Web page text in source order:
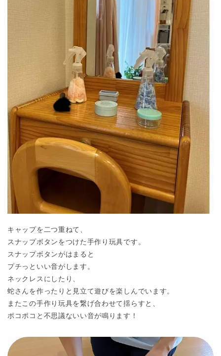
神奈川県 神奈川県 全域
埼玉県
兵庫県
キャップを二つ重ねて、
スナップボタンをつけた手作り玩具です。
スナップボタンがはまると
プチっといい音がします。
ネックレスにしたり、
蛇さんを作ったりと見立て遊びを楽しんでいます。
またこの手作り玩具を繋げ合わせて揺らすと、
ポコポコと不思議ないい音が鳴ります！